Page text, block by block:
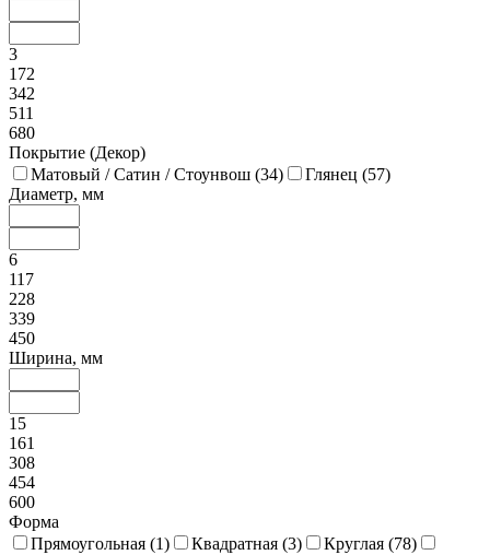
3
172
342
511
680
Покрытие (Декор)
Матовый / Сатин / Стоунвош (34) Глянец (57)
Диаметр, мм
6
117
228
339
450
Ширина, мм
15
161
308
454
600
Форма
Прямоугольная (1) Квадратная (3) Круглая (78)